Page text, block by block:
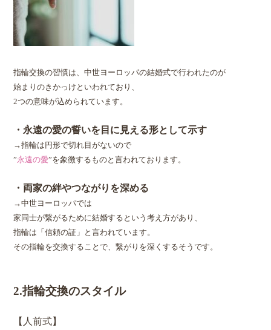
指輪交換の習慣は、中世ヨーロッパの結婚式で行われたのが
始まりのきかっけといわれており、
2つの意味が込められています。
・永遠の愛の誓いを目に見える形として示す
→指輪は円形で切れ目がないので
”永遠の愛”を象徴するものと言われております。
・両家の絆やつながりを深める
→中世ヨーロッパでは
家同士が繋がるために結婚するという考え方があり、
指輪は「信頼の証」と言われています。
その指輪を交換することで、繋がりを深くするそうです。
2.指輪交換のスタイル
【人前式】